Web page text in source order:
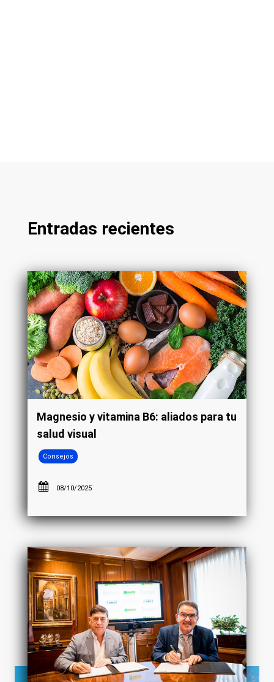
Entradas recientes
Magnesio y vitamina B6: aliados para tu
salud visual
Consejos
08/10/2025